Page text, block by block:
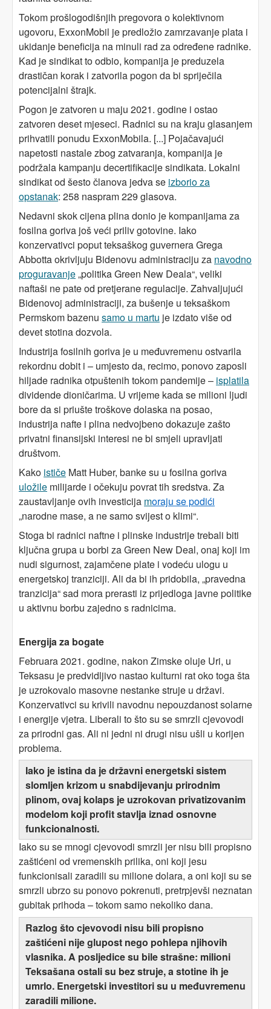
Tokom prošlogodišnjih pregovora o kolektivnom
ugovoru, ExxonMobil je predložio zamrzavanje plata i
ukidanje beneficija na minuli rad za određene radnike.
Kad je sindikat to odbio, kompanija je preduzela
drastičan korak i zatvorila pogon da bi spriječila
potencijalni štrajk.
Pogon je zatvoren u maju 2021. godine i ostao
zatvoren deset mjeseci. Radnici su na kraju glasanjem
prihvatili ponudu ExxonMobila. [...] Pojačavajući
napetosti nastale zbog zatvaranja, kompanija je
podržala kampanju decertifikacije sindikata. Lokalni
sindikat od šesto članova jedva se izborio za
opstanak: 258 naspram 229 glasova.
Nedavni skok cijena plina donio je kompanijama za
fosilna goriva još veći priliv gotovine. Iako
konzervativci poput teksaškog guvernera Grega
Abbotta okrivljuju Bidenovu administraciju za navodno
proguravanje„politika Green New Deala“, veliki
naftaši ne pate od pretjerane regulacije. Zahvaljujući
Bidenovoj administraciji, za bušenje u teksaškom
Permskom bazenu samo u martu je izdato više od
devet stotina dozvola.
Industrija fosilnih goriva je u međuvremenu ostvarila
rekordnu dobit i – umjesto da, recimo, ponovo zaposli
hiljade radnika otpuštenih tokom pandemije – isplatila
dividende dioničarima. U vrijeme kada se milioni ljudi
bore da si priušte troškove dolaska na posao,
industrija nafte i plina nedvojbeno dokazuje zašto
privatni finansijski interesi ne bi smjeli upravljati
društvom.
Kako ističe Matt Huber, banke su u fosilna goriva
uložile milijarde i očekuju povrat tih sredstva. Za
zaustavljanje ovih investicija moraju se podići
„narodne mase, a ne samo svijest o klimi“.
Stoga bi radnici naftne i plinske industrije trebali biti
ključna grupa u borbi za Green New Deal, onaj koji im
nudi sigurnost, zajamčene plate i vodeću ulogu u
energetskoj tranziciji. Ali da bi ih pridobila, „pravedna
tranzicija“ sad mora prerasti iz prijedloga javne politike
u aktivnu borbu zajedno s radnicima.
Energija za bogate
Februara 2021. godine, nakon Zimske oluje Uri, u
Teksasu je predvidljivo nastao kulturni rat oko toga šta
je uzrokovalo masovne nestanke struje u državi.
Konzervativci su krivili navodnu nepouzdanost solarne
i energije vjetra. Liberali to što su se smrzli cjevovodi
za prirodni gas. Ali ni jedni ni drugi nisu ušli u korijen
problema.
Iako je istina da je državni energetski sistem
slomljen krizom u snabdijevanju prirodnim
plinom, ovaj kolaps je uzrokovan privatizovanim
modelom koji profit stavlja iznad osnovne
funkcionalnosti.
Iako su se mnogi cjevovodi smrzli jer nisu bili propisno
zaštićeni od vremenskih prilika, oni koji jesu
funkcionisali zaradili su milione dolara, a oni koji su se
smrzli ubrzo su ponovo pokrenuti, pretrpjevši neznatan
gubitak prihoda – tokom samo nekoliko dana.
Razlog što cjevovodi nisu bili propisno
zaštićeni nije glupost nego pohlepa njihovih
vlasnika. A posljedice su bile strašne: milioni
Teksašana ostali su bez struje, a stotine ih je
umrlo. Energetski investitori su u međuvremenu
zaradili milione.